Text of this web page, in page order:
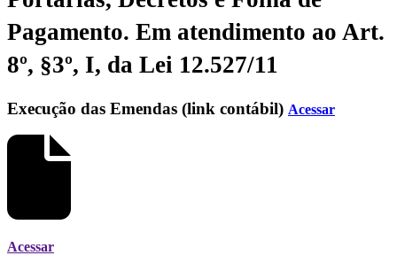
Pagamento. Em atendimento ao Art.
8º, §3º, I, da Lei 12.527/11
Execução das Emendas (link contábil) Acessar
Acessar